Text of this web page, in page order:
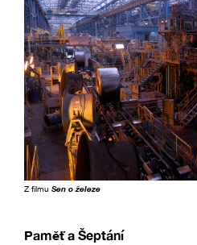
Z filmu Sen o železe
Paměť a Šeptání